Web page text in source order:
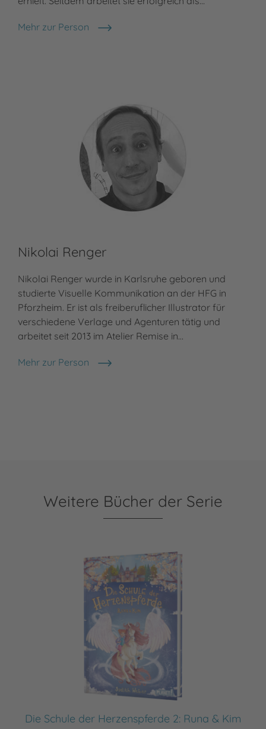
Mehr zur Person
Heike Eva Schmidt
Nikolai Renger
Nikolai Renger wurde in Karlsruhe geboren und
studierte Visuelle Kommunikation an der HFG in
Pforzheim. Er ist als freiberuflicher Illustrator für
verschiedene Verlage und Agenturen tätig und
arbeitet seit 2013 im Atelier Remise in…
Mehr zur Person
Nikolai Renger
Weitere Bücher der Serie
Die Schule der Herzenspferde 2: Runa & Kim